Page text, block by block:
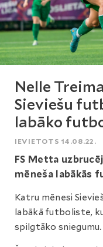
Nelle
Sieviešu
labāko
IEVIETOTS 14.08.22.
FS Metta
mēneša labākās
Katru mēnesi
labākā futboliste,
spilgtāko sniegumu.